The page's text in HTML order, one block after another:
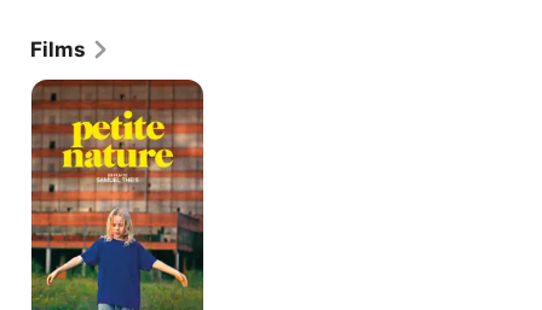
Films
Petite
nature